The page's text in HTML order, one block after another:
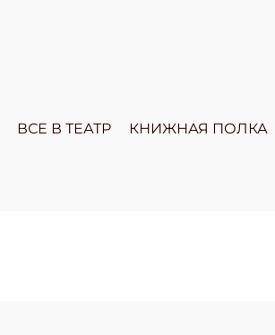
ВСЕ В ТЕАТР КНИЖНАЯ ПОЛКА